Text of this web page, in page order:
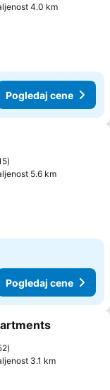
4.0 km
Pogledaj cene
5.6 km
Pogledaj cene
3.1 km